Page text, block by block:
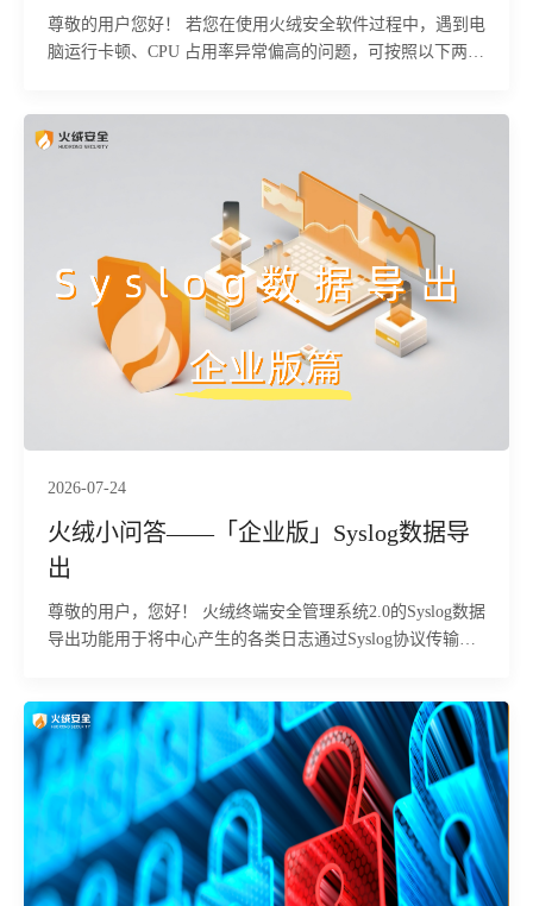
尊敬的用户您好！ 若您在使用火绒安全软件过程中，遇到电
脑运行卡顿、CPU 占用率异常偏高的问题，可按照以下两步
2026-07-24
火绒小问答——「企业版」Syslog数据导
出
尊敬的用户，您好！ 火绒终端安全管理系统2.0的Syslog数据
导出功能用于将中心产生的各类日志通过Syslog协议传输到
注意事项：